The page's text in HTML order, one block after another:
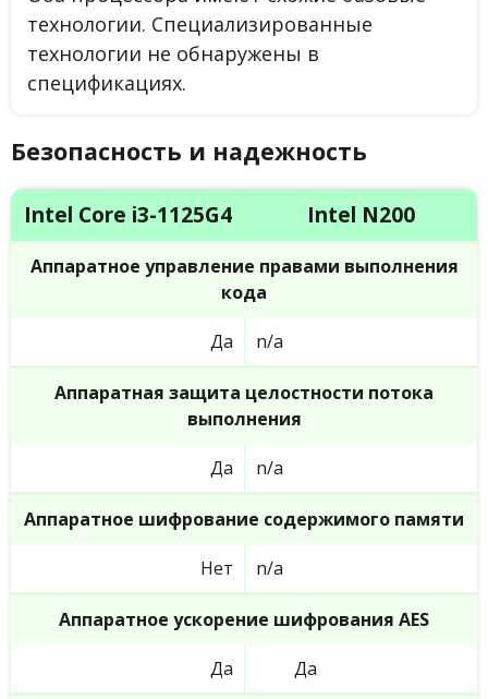
технологии. Специализированные
технологии не обнаружены в
спецификациях.
Безопасность и надежность
Intel Core i3-1125G4 Intel N200
Аппаратное управление правами выполнения
кода
Да n/a
Аппаратная защита целостности потока
выполнения
Да n/a
Аппаратное шифрование содержимого памяти
Нет n/a
Аппаратное ускорение шифрования AES
Да Да